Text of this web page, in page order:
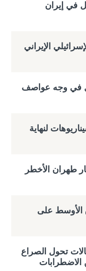
في إيران
الإيراني
في وجه عواصف
لنهاية
طهران الأخطر
الأوسط على
تحول الصراع
الاضطرابات